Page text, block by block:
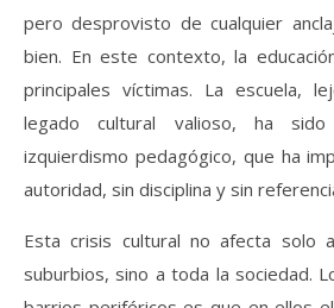
pero desprovisto de cualquier
bien. En este contexto, la
principales víctimas. La escuela,
legado cultural valioso, ha
izquierdismo pedagógico, que ha
autoridad, sin disciplina y sin
Esta crisis cultural no afecta solo
suburbios, sino a toda la sociedad.